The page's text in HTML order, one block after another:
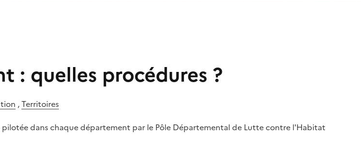
: quelles procédures ?
,Territoires
dans chaque département par le Pôle Départemental de Lutte contre l'Habitat